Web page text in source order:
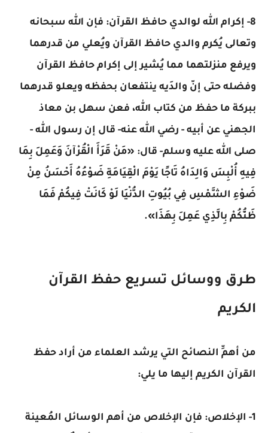
8- إكرام الله لوالدي حافظ القرآن: فإن الله سبحانه
وتعالى يُكرم والدي حافظ القرآن ويُعلي من قدرهما
ويرفع منزلتهما مما يُشير إلى إكرام حافظ القرآن
وفضله حتى إنّ والدَيه ينتفعان بحفظه ويعلو قدرهما
ببركة ما حفظ من كتاب الله، فعن سهل بن معاذ
الجهني عن أبيه - رضي الله عنه- قال إن رسول الله -
صلى الله عليه وسلم- قال: «مَنْ قَرَأَ الْقُرْآنَ وَعَمِلَ بِمَا
فِيهِ أُلْبِسَ وَالِدَاهُ تَاجًا يَوْمَ الْقِيَامَةِ ضَوْءُهُ أَحْسَنُ مِنْ
ضَوْءِ الشَّمْسِ فِي بُيُوتِ الدُّنْيَا لَوْ كَانَتْ فِيكُمْ فَمَا
ظَنُّكُمْ بِالَّذِي عَمِلَ بِهَذَا».
طرق ووسائل تسريع حفظ القرآن
الكريم
من أهمِّ النصائح التي يرشد العلماء من أراد حفظ
القرآن الكريم إليها ما يلي:
1- الإخلاص: فإن الإخلاص من أهم الوسائل المُعينة